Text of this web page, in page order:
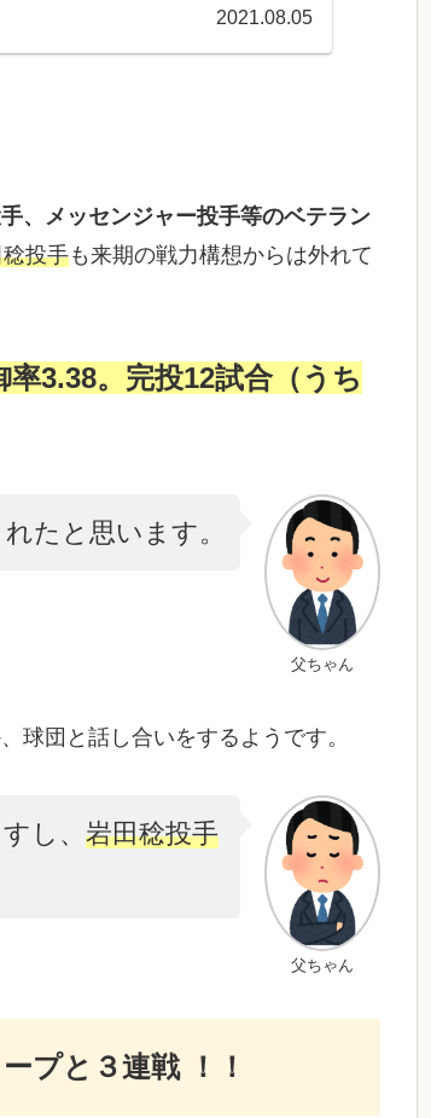
2021.08.05
、メッセンジャー投手等のベテラン
投手も来期の戦力構想からは外れて
3.38。完投12試合（うち
父ちゃん
たと思います。
球団と話し合いをするようです。
父ちゃん
し、 岩田稔投手
プと３連戦 ！！